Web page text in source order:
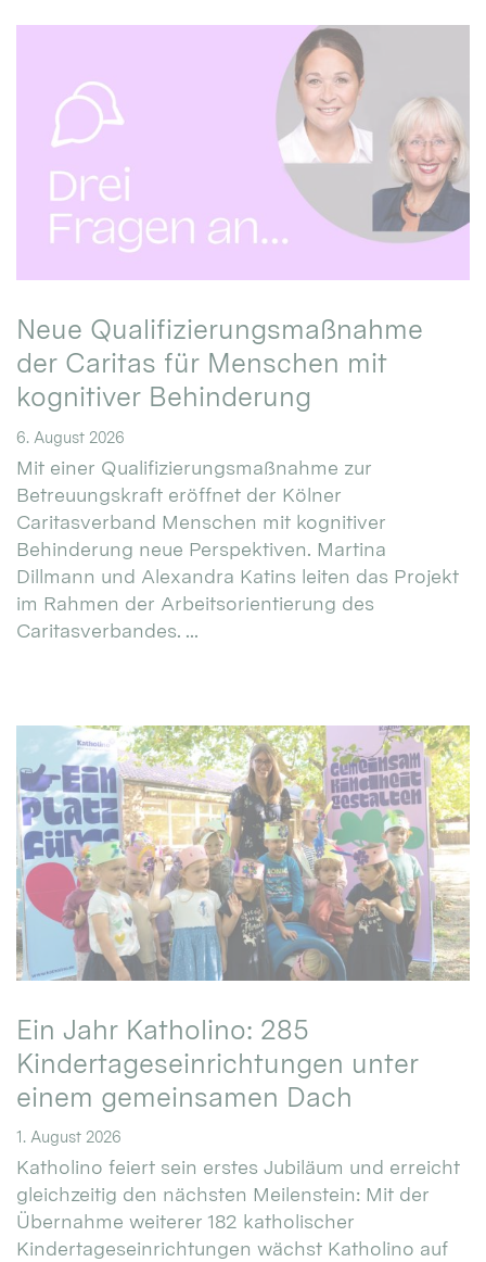
Neue Qualifizierungsmaßnahme
der Caritas für Menschen mit
kognitiver Behinderung
6. August 2026
Mit einer Qualifizierungsmaßnahme zur
Betreuungskraft eröffnet der Kölner
Caritasverband Menschen mit kognitiver
Behinderung neue Perspektiven. Martina
Dillmann und Alexandra Katins leiten das Projekt
im Rahmen der Arbeitsorientierung des
Caritasverbandes. ...
Ein Jahr Katholino: 285
Kindertageseinrichtungen unter
einem gemeinsamen Dach
1. August 2026
Katholino feiert sein erstes Jubiläum und erreicht
gleichzeitig den nächsten Meilenstein: Mit der
Übernahme weiterer 182 katholischer
Kindertageseinrichtungen wächst Katholino auf